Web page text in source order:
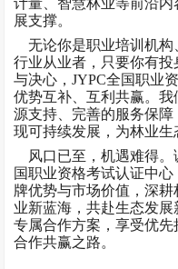
计量、智慧林业等前沿
展支撑。
无论你是职业培训机构
行业从业者，只要你有
与决心，JYPC全国职业
优势互补、互利共赢。
源支持、完善的服务保
现可持续发展，为林业生
风口已至，机遇难得。
国职业资格考试认证中
牌优势与市场价值，深
业新蓝海，共赴生态发
专属合作方案，享受优
合作共赢之路。